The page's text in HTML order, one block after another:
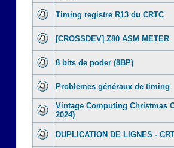
Timing registre R13 du CRTC
[CROSSDEV] Z80 ASM METER
8 bits de poder (8BP)
Problèmes généraux de timing
Vintage Computing Christmas
2024)
DUPLICATION DE LIGNES -